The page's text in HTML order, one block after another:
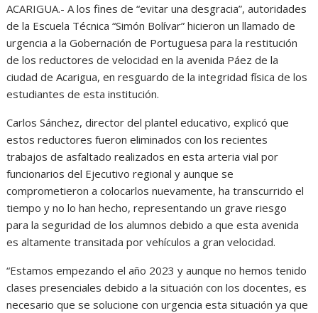
ACARIGUA.- A los fines de “evitar una desgracia”, autoridades
de la Escuela Técnica “Simón Bolívar” hicieron un llamado de
urgencia a la Gobernación de Portuguesa para la restitución
de los reductores de velocidad en la avenida Páez de la
ciudad de Acarigua, en resguardo de la integridad física de los
estudiantes de esta institución.
Carlos Sánchez, director del plantel educativo, explicó que
estos reductores fueron eliminados con los recientes
trabajos de asfaltado realizados en esta arteria vial por
funcionarios del Ejecutivo regional y aunque se
comprometieron a colocarlos nuevamente, ha transcurrido el
tiempo y no lo han hecho, representando un grave riesgo
para la seguridad de los alumnos debido a que esta avenida
es altamente transitada por vehículos a gran velocidad.
“Estamos empezando el año 2023 y aunque no hemos tenido
clases presenciales debido a la situación con los docentes, es
necesario que se solucione con urgencia esta situación ya que